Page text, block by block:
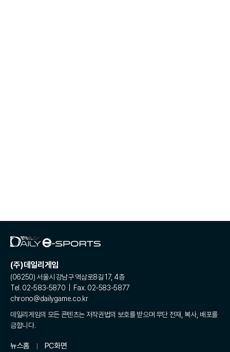
(주)데일리게임
(06250) 서울시 강남구 역삼로8길 17, 4층
Tel. 02-583-5870 | Fax. 02-583-5877
chrono@dailygame.co.kr
데일리게임의 모든 콘텐츠는 저작권법의 보호를 받으며 무단 전재, 복사, 배포를
금합니다.
뉴스홈 PC화면